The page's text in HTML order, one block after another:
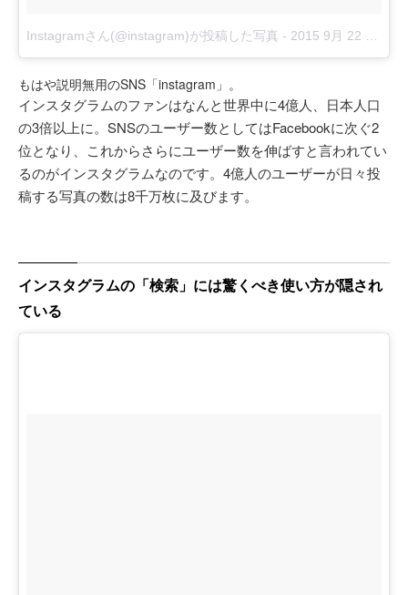
Instagramさん(@instagram)が投稿した写真 - 2015 9月 22 2:03午後 PDT
もはや説明無用のSNS「instagram」。
インスタグラムのファンはなんと世界中に4億人、日本人口
の3倍以上に。SNSのユーザー数としてはFacebookに次ぐ2
位となり、これからさらにユーザー数を伸ばすと言われてい
るのがインスタグラムなのです。4億人のユーザーが日々投
稿する写真の数は8千万枚に及びます。
インスタグラムの「検索」には驚くべき使い方が隠され
ている